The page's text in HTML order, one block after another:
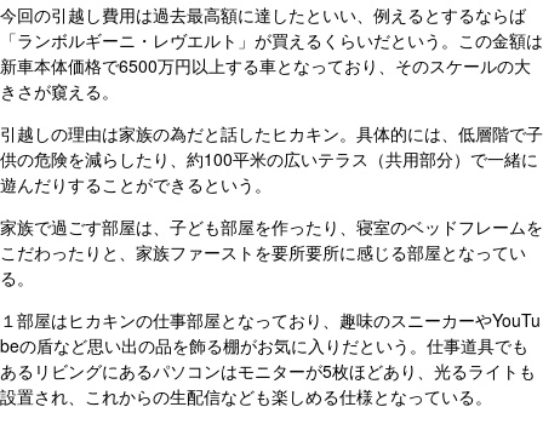
今回の引越し費用は過去最高額に達したといい、例えるとするならば
「ランボルギーニ・レヴエルト」が買えるくらいだという。この金額は
新車本体価格で6500万円以上する車となっており、そのスケールの大
きさが窺える。
引越しの理由は家族の為だと話したヒカキン。具体的には、低層階で子
供の危険を減らしたり、約100平米の広いテラス（共用部分）で一緒に
遊んだりすることができるという。
家族で過ごす部屋は、子ども部屋を作ったり、寝室のベッドフレームを
こだわったりと、家族ファーストを要所要所に感じる部屋となってい
る。
１部屋はヒカキンの仕事部屋となっており、趣味のスニーカーやYouTu
beの盾など思い出の品を飾る棚がお気に入りだという。仕事道具でも
あるリビングにあるパソコンはモニターが5枚ほどあり、光るライトも
設置され、これからの生配信なども楽しめる仕様となっている。